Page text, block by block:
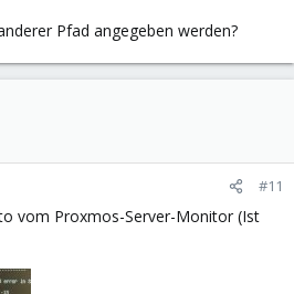
Pfad angegeben werden?
#11
vom Proxmos-Server-Monitor (Ist